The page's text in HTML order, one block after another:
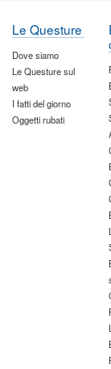
Le Questure
Dove siamo
Le Questure sul
web
I fatti del giorno
Oggetti rubati